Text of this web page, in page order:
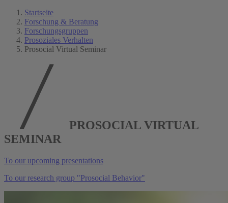
Startseite
Forschung & Beratung
Forschungsgruppen
Prosoziales Verhalten
Prosocial Virtual Seminar
PROSOCIAL VIRTUAL
SEMINAR
To our upcoming presentations
To our research group "Prosocial Behavior"